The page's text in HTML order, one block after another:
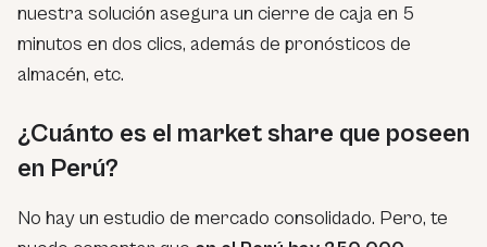
nuestra solución asegura un cierre de caja en 5
minutos en dos clics, además de pronósticos de
almacén, etc.
¿Cuánto es el market share que poseen
en Perú?
No hay un estudio de mercado consolidado. Pero, te